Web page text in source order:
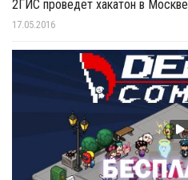
2ГИС проведет хакатон в Москве
17.05.2016